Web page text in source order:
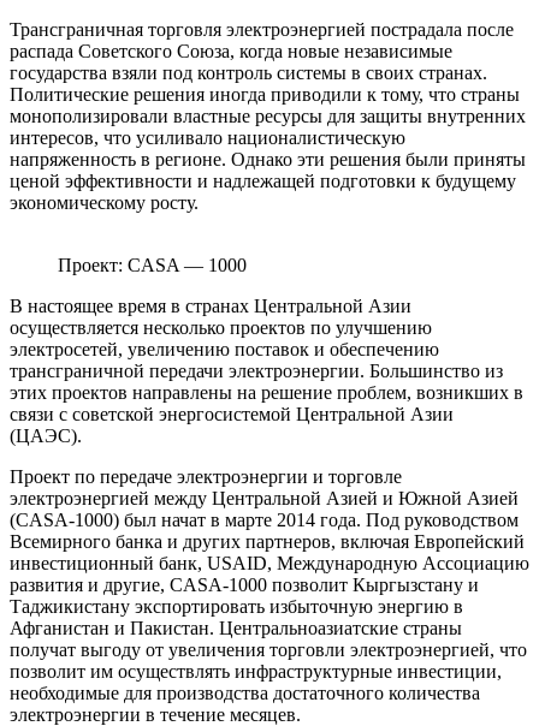
Трансграничная торговля электроэнергией пострадала после
распада Советского Союза, когда новые независимые
государства взяли под контроль системы в своих странах.
Политические решения иногда приводили к тому, что страны
монополизировали властные ресурсы для защиты внутренних
интересов, что усиливало националистическую
напряженность в регионе. Однако эти решения были приняты
ценой эффективности и надлежащей подготовки к будущему
экономическому росту.
Проект: CASA — 1000
В настоящее время в странах Центральной Азии
осуществляется несколько проектов по улучшению
электросетей, увеличению поставок и обеспечению
трансграничной передачи электроэнергии. Большинство из
этих проектов направлены на решение проблем, возникших в
связи с советской энергосистемой Центральной Азии
(ЦАЭС).
Проект по передаче электроэнергии и торговле
электроэнергией между Центральной Азией и Южной Азией
(CASA-1000) был начат в марте 2014 года. Под руководством
Всемирного банка и других партнеров, включая Европейский
инвестиционный банк, USAID, Международную Ассоциацию
развития и другие, CASA-1000 позволит Кыргызстану и
Таджикистану экспортировать избыточную энергию в
Афганистан и Пакистан. Центральноазиатские страны
получат выгоду от увеличения торговли электроэнергией, что
позволит им осуществлять инфраструктурные инвестиции,
необходимые для производства достаточного количества
электроэнергии в течение месяцев.